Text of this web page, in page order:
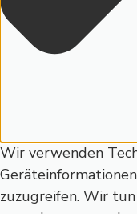
Wir verwenden
zuzugreifen. Wir